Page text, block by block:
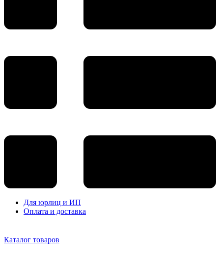
Для юрлиц и ИП
Оплата и доставка
Каталог товаров